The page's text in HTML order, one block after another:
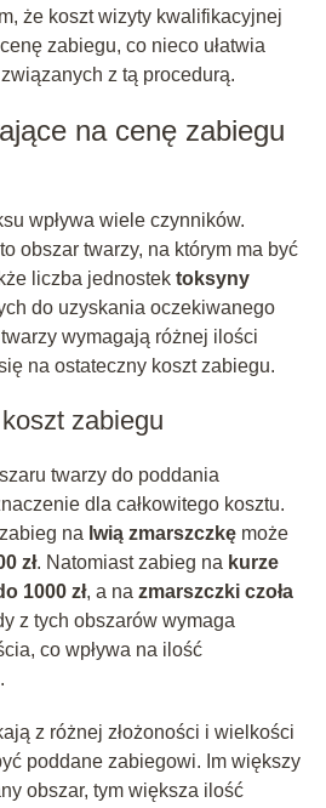
że koszt wizyty kwalifikacyjnej
zabiegu, co nieco ułatwia
z tą procedurą.
na cenę zabiegu
wpływa wiele czynników.
obszar twarzy, na którym ma być
liczba jednostek toksyny
do uzyskania oczekiwanego
wymagają różnej ilości
na ostateczny koszt zabiegu.
zabiegu
twarzy do poddania
dla całkowitego kosztu.
na lwią zmarszczkęmoże
zł. Natomiast zabieg na kurze
1000 zł, a na zmarszczki czoła
z tych obszarów wymaga
co wpływa na ilość
z różnej złożoności i wielkości
poddane zabiegowi. Im większy
obszar, tym większa ilość